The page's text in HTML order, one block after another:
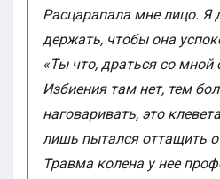
Расцарапала мне лицо. Я
держать, чтобы она
«Ты что, драться со мной
Избиения там нет, тем
наговаривать, это
лишь пытался оттащить
Травма колена у нее